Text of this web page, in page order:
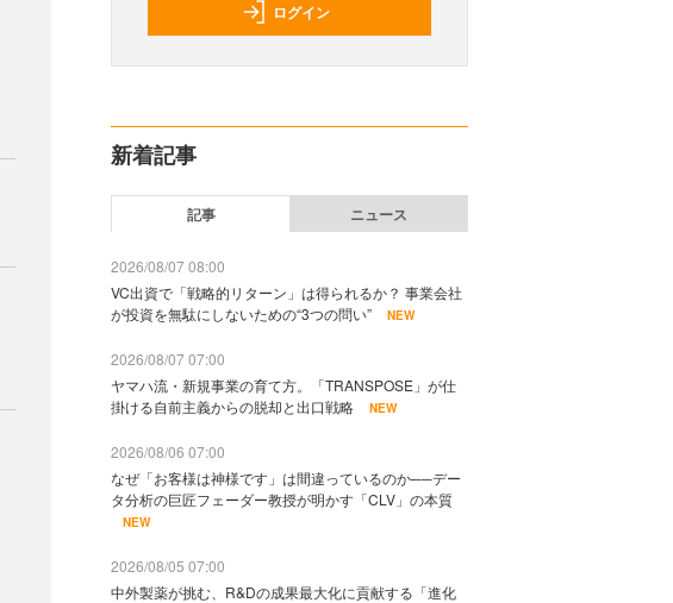
ログイン
新着記事
記事 ニュース
2026/08/07 08:00
VC出資で「戦略的リターン」は得られるか？ 事業会社
が投資を無駄にしないための“3つの問い”
NEW
2026/08/07 07:00
ヤマハ流・新規事業の育て方。「TRANSPOSE」が仕
掛ける自前主義からの脱却と出口戦略
NEW
2026/08/06 07:00
なぜ「お客様は神様です」は間違っているのか──デー
タ分析の巨匠フェーダー教授が明かす「CLV」の本質
NEW
2026/08/05 07:00
中外製薬が挑む、R&Dの成果最大化に貢献する「進化